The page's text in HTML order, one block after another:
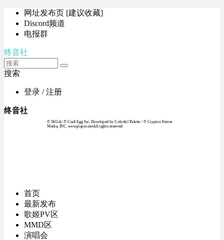
网址发布页 [建议收藏]
Discord频道
电报群
终音社
搜索
登录 / 注册
终音社
© SEGA / © Craft Egg Inc. Developed by Colorful Palette / © Crypton Future
Media, INC. www.piapro.netAll rights reserved.
首页
最新发布
歌姬PV区
MMD区
演唱会